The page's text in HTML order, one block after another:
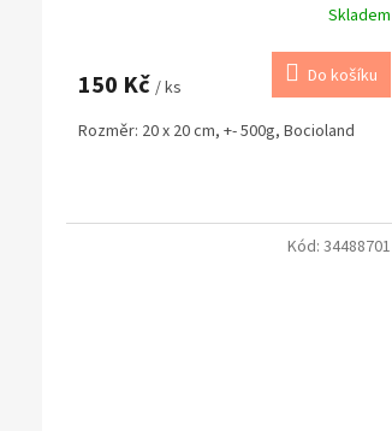
Skladem
150 Kč / ks Do košíku
Rozměr: 20 x 20 cm, +- 500g, Bocioland
Kód: 34488701